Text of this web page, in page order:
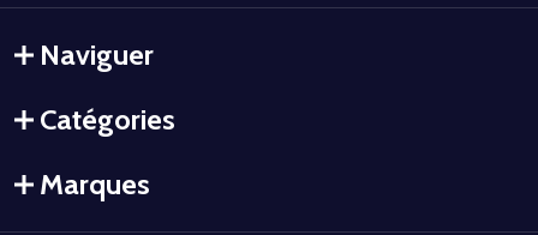
Naviguer
Catégories
Marques